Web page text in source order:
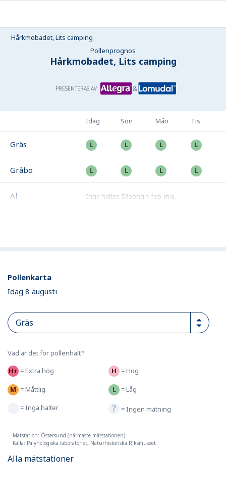
Hårkmobadet, Lits camping
Pollenprognos
Hårkmobadet, Lits camping
PRESENTERAS AV
Idag Sön Mån Tis
Gräs
Gråbo
Al Inga halter. Säsong ≈ feb-maj.
Pollenkarta
Idag 8 augusti
Vad är det för pollenhalt?
=Extra hög =Hög
=Måttlig =Låg
=Inga halter =Ingen mätning
Mätstation: Östersund (närmaste mätstationen)
Källa: Palynologiska laboratoriet, Naturhistoriska Riksmuseet
Alla mätstationer